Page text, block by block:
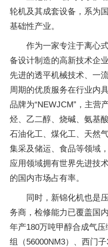
轮机及其成套设备，系为
基础性产业。
作为一家专注于离心
备设计制造的高新技术企
先进的透平机械技术、一
周期的优质服务在行业内
品牌为“NEWJCM”，主营
烃、乙二醇、烧碱、氨基
石油化工、煤化工、天然
集采及储运、食品等领域
应用领域拥有世界先进技
的国内市场占有率。
同时，新锦化机也是
务商，检修能力已覆盖国
年产180万吨甲醇合成气
组（56000NM3）、西门子